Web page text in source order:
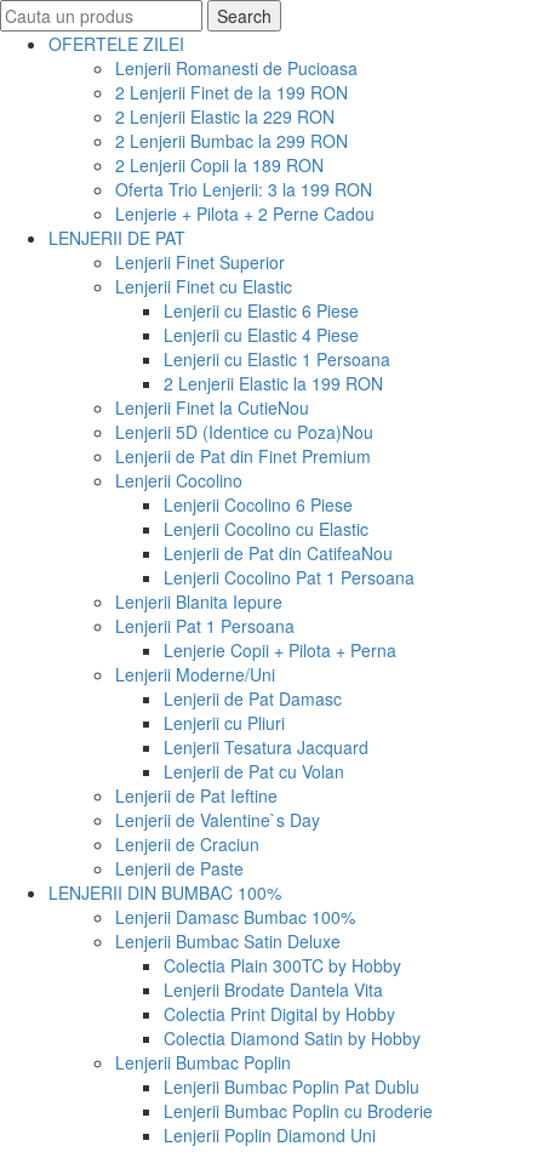
Search
for:
Search
OFERTELE ZILEI
Lenjerii Romanesti de Pucioasa
2 Lenjerii Finet de la 199 RON
2 Lenjerii Elastic la 229 RON
2 Lenjerii Bumbac la 299 RON
2 Lenjerii Copii la 189 RON
Oferta Trio Lenjerii: 3 la 199 RON
Lenjerie + Pilota + 2 Perne Cadou
LENJERII DE PAT
Lenjerii Finet Superior
Lenjerii Finet cu Elastic
Lenjerii cu Elastic 6 Piese
Lenjerii cu Elastic 4 Piese
Lenjerii cu Elastic 1 Persoana
2 Lenjerii Elastic la 199 RON
Lenjerii Finet la CutieNou
Lenjerii 5D (Identice cu Poza)Nou
Lenjerii de Pat din Finet Premium
Lenjerii Cocolino
Lenjerii Cocolino 6 Piese
Lenjerii Cocolino cu Elastic
Lenjerii de Pat din CatifeaNou
Lenjerii Cocolino Pat 1 Persoana
Lenjerii Blanita Iepure
Lenjerii Pat 1 Persoana
Lenjerie Copii + Pilota + Perna
Lenjerii Moderne/Uni
Lenjerii de Pat Damasc
Lenjerii cu Pliuri
Lenjerii Tesatura Jacquard
Lenjerii de Pat cu Volan
Lenjerii de Pat Ieftine
Lenjerii de Valentine`s Day
Lenjerii de Craciun
Lenjerii de Paste
LENJERII DIN BUMBAC 100%
Lenjerii Damasc Bumbac 100%
Lenjerii Bumbac Satin Deluxe
Colectia Plain 300TC by Hobby
Lenjerii Brodate Dantela Vita
Colectia Print Digital by Hobby
Colectia Diamond Satin by Hobby
Lenjerii Bumbac Poplin
Lenjerii Bumbac Poplin Pat Dublu
Lenjerii Bumbac Poplin cu Broderie
Lenjerii Poplin Diamond Uni